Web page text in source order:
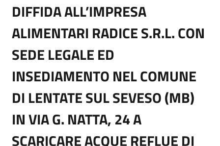
DIFFIDA ALL’IMPRESA
ALIMENTARI RADICE S.R.L. CON
SEDE LEGALE ED
INSEDIAMENTO NEL COMUNE
DI LENTATE SUL SEVESO (MB)
IN VIA G. NATTA, 24 A
SCARICARE ACQUE REFLUE DI